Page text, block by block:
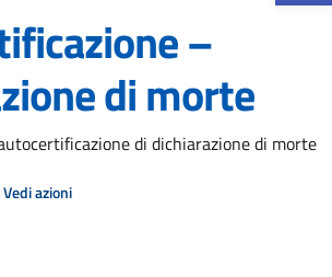
–
di morte
documentodi dichiarazione di morte
Vedi azioni